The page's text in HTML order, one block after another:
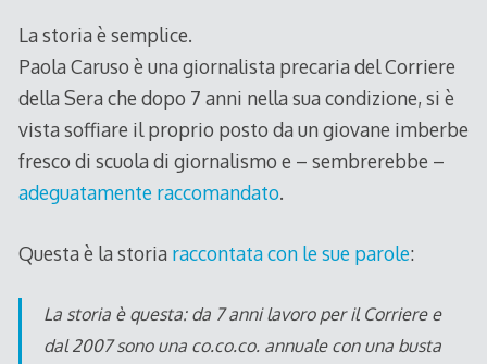
La storia è semplice.
Paola Caruso è una giornalista precaria del Corriere
della Sera che dopo 7 anni nella sua condizione, si è
vista soffiare il proprio posto da un giovane imberbe
fresco di scuola di giornalismo e – sembrerebbe –
adeguatamente raccomandato.
Questa è la storia raccontata con le sue parole:
La storia è questa: da 7 anni lavoro per il Corriere e
dal 2007 sono una co.co.co. annuale con una busta